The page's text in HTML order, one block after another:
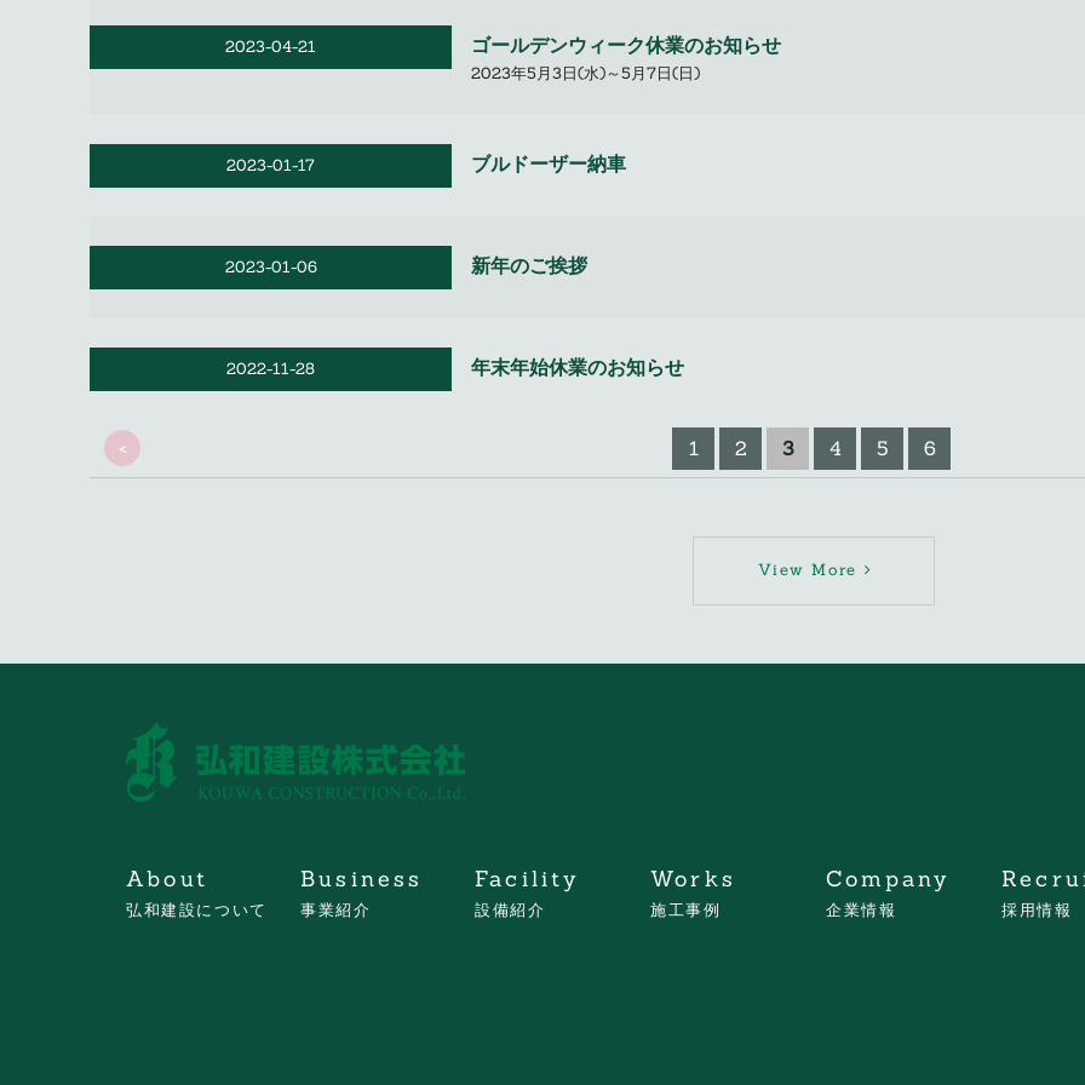
2023-04-21 ゴールデンウィーク休業のお知らせ
2023年5月3日(水)～5月7日(日)
2023-01-17 ブルドーザー納車
2023-01-06 新年のご挨拶
2022-11-28 年末年始休業のお知らせ
< 1 2 3 4 5 6
View More
About
弘和建設について
Business
事業紹介
Facility
設備紹介
Works
施工事例
Company
企業情報 採用情報